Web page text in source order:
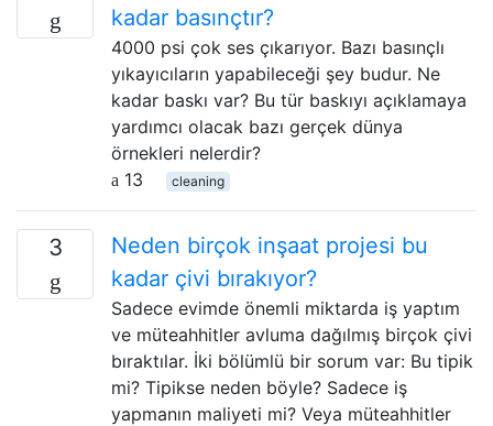
kadar basınçtır?
4000 psi çok ses çıkarıyor. Bazı basınçlı
yıkayıcıların yapabileceği şey budur. Ne
kadar baskı var? Bu tür baskıyı açıklamaya
yardımcı olacak bazı gerçek dünya
örnekleri nelerdir?
13
cleaning
3
Neden birçok inşaat projesi bu
kadar çivi bırakıyor?
Sadece evimde önemli miktarda iş yaptım
ve müteahhitler avluma dağılmış birçok çivi
bıraktılar. İki bölümlü bir sorum var: Bu tipik
mi? Tipikse neden böyle? Sadece iş
yapmanın maliyeti mi? Veya müteahhitler